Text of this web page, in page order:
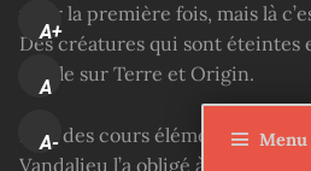
Menu
pour la première fois, mais là
Des créatures qui sont éteintes
fossile sur Terre et Origin.
Lors des cours élémentaires
Vandalieu l’a obligé à annuler
A+
A
A-